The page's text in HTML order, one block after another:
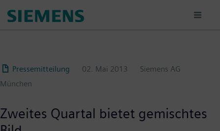
para
Pressemitteilung
02. Mai 2013
Siemens AG
München
Zweites Quartal bietet gemischtes